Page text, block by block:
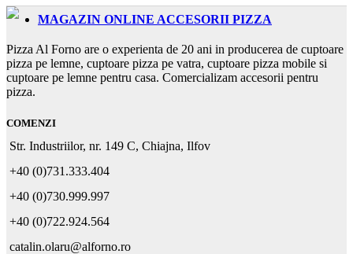
MAGAZIN ONLINE ACCESORII PIZZA
Pizza Al Forno are o experienta de 20 ani in producerea de cuptoare
pizza pe lemne, cuptoare pizza pe vatra, cuptoare pizza mobile si
cuptoare pe lemne pentru casa. Comercializam accesorii pentru
pizza.
COMENZI
Str. Industriilor, nr. 149 C, Chiajna, Ilfov
+40 (0)731.333.404
+40 (0)730.999.997
+40 (0)722.924.564
catalin.olaru@alforno.ro